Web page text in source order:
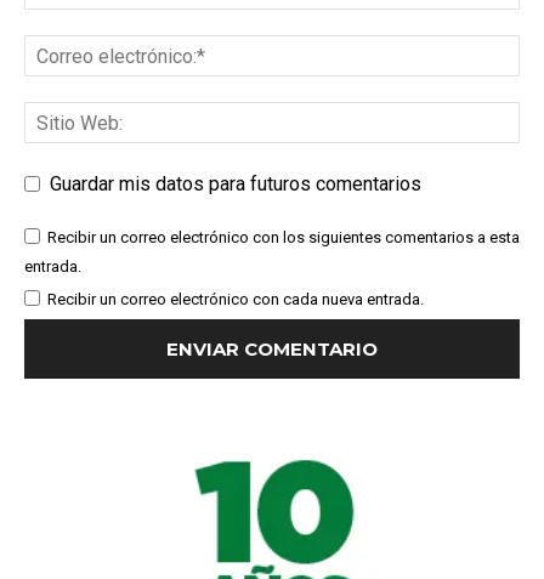
Guardar mis datos para futuros comentarios
Recibir un correo electrónico con los siguientes comentarios a esta
entrada.
Recibir un correo electrónico con cada nueva entrada.